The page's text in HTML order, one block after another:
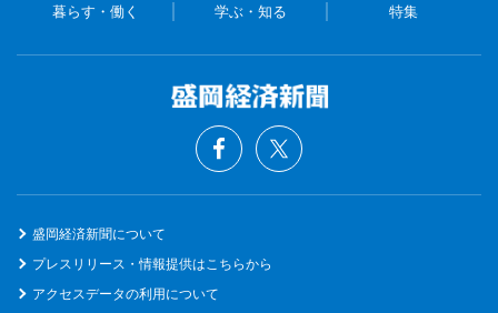
暮らす・働く 学ぶ・知る 特集
盛岡経済新聞について
プレスリリース・情報提供はこちらから
アクセスデータの利用について